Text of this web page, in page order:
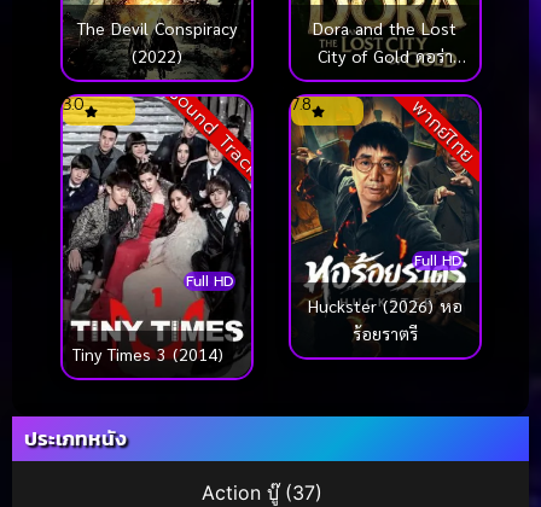
The Devil Conspiracy
(2022)
Dora and the Lost
City of Gold ดอร่า
และเมืองทองคำที่
สาบสูญ (2019)
Sound Track
Full HD
3.0
Tiny Times 3 (2014)
พากย์ไทย
Full HD
7.8
Huckster (2026) หอ
ร้อยราตรี
ประเภทหนัง
Action บู๊(37)